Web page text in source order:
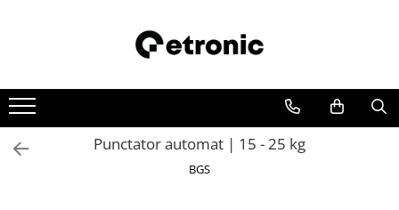
Punctator automat | 15 - 25 kg
BGS